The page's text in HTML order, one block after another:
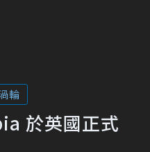
輪
於英國正式